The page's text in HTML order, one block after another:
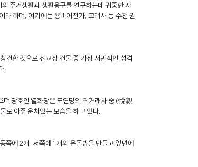
주거생활과 생활용구를 연구하는데 귀중한 자
라 하며, 여기에는 용비어천가, 고려사 등 수천 권
건한 것으로 선교장 건물 중 가장 서민적인 성격
.
며 당호인 열화당은 도연명의 귀거래사 중 (悅親
로 아주 운치있는 모습을 하고 있다.
에 2개, 서쪽에 1 개의 온돌방을 만들고 앞면에